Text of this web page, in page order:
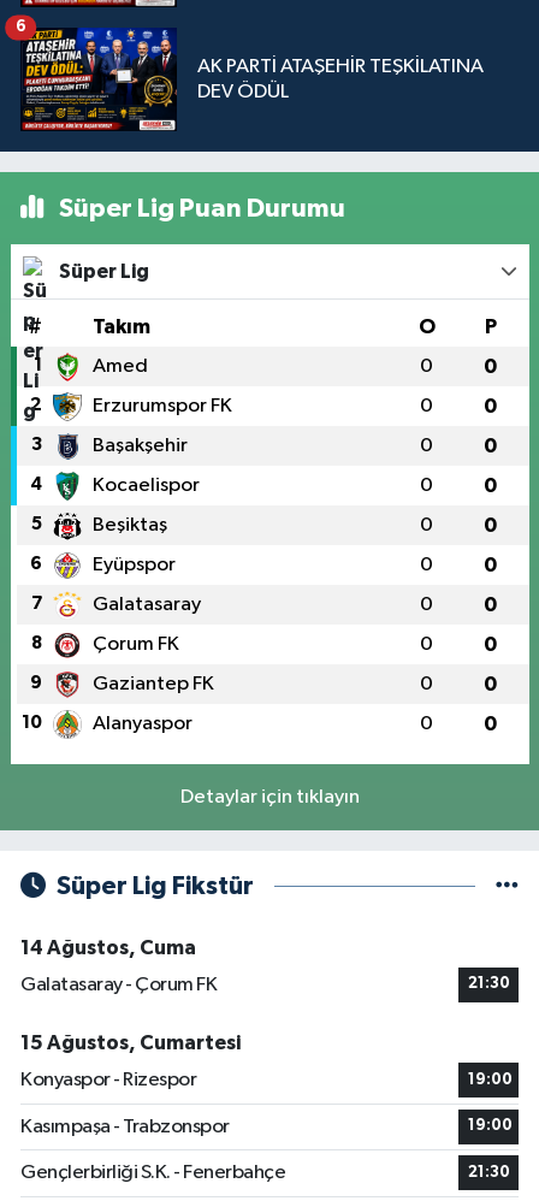
AK PARTİ ATAŞEHİR TEŞKİLATINA
DEV ÖDÜL
6
Süper Lig Puan Durumu
Süper Lig
# Takım O P
1 Amed 0 0
2 Erzurumspor FK 0 0
3 Başakşehir 0 0
4 Kocaelispor 0 0
5 Beşiktaş 0 0
6 Eyüpspor 0 0
7 Galatasaray 0 0
8 Çorum FK 0 0
9 Gaziantep FK 0 0
10 Alanyaspor 0 0
Detaylar için tıklayın
Süper Lig Fikstür
14 Ağustos, Cuma
Galatasaray - Çorum FK
21:30
15 Ağustos, Cumartesi
Konyaspor - Rizespor
19:00
Kasımpaşa - Trabzonspor 19:00
Gençlerbirliği S.K. - Fenerbahçe 21:30